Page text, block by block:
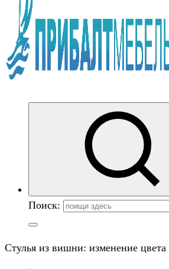
Поиск:
Стулья из вишни: изменение цвета